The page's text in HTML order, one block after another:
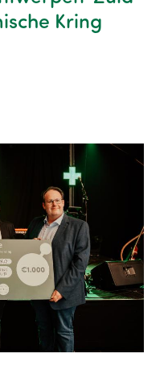
Kring